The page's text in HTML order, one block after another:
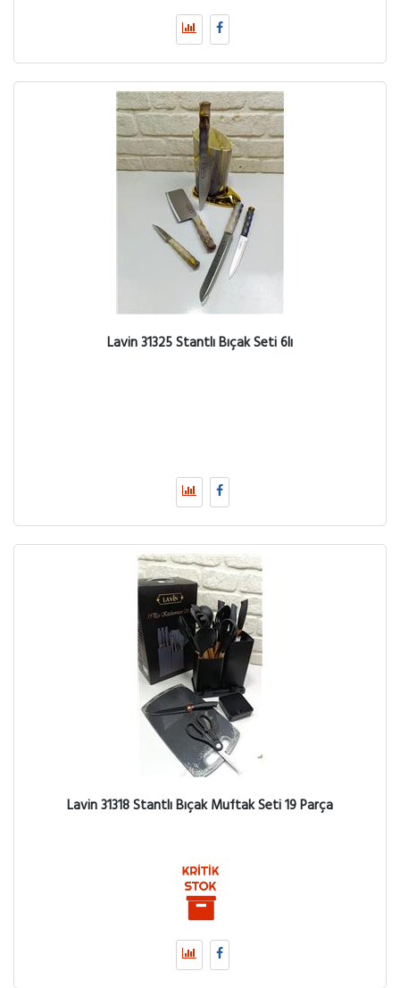
Lavin 31325 Stantlı Bıçak Seti 6lı
Lavin 31318 Stantlı Bıçak Muftak Seti 19 Parça